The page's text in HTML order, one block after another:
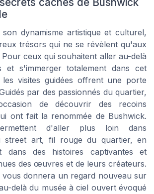
dynamisme artistique et culturel,
trésors qui ne se révèlent qu'aux
ceux qui souhaitent aller au-delà
et s'immerger totalement dans cet
les visites guidées offrent une porte
par des passionnés du quartier,
de découvrir des recoins
ont fait la renommée de Bushwick.
d'aller plus loin dans
street art, fil rouge du quartier, en
dans des histoires captivantes et
des œuvres et de leurs créateurs.
vous donnera un regard nouveau sur
delà du musée à ciel ouvert évoqué